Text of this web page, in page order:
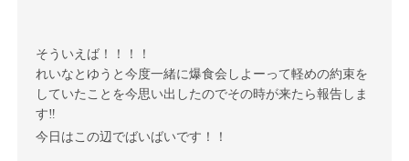
そういえば！！！！
れいなとゆうと今度一緒に爆食会しよーって軽めの約束を
していたことを今思い出したのでその時が来たら報告しま
す‼︎
今日はこの辺でばいばいです！！